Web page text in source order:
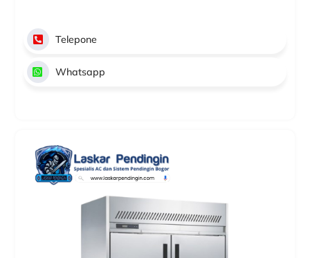
Telepone
Whatsapp